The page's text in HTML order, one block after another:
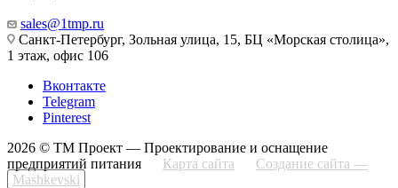
sales@1tmp.ru
Санкт-Петербург, Зольная улица, 15, БЦ «Морская столица»,
1 этаж, офис 106
Вконтакте
Telegram
Pinterest
2026 © ТМ Проект — Проектирование и оснащение
предприятий питания
Карта сайта
Создание сайта —
Mashkevski